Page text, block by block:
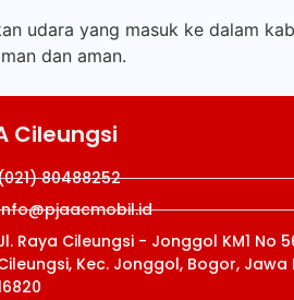
udara yang masuk ke dalam
dan aman.
Cileungsi
80488252
Raya Cileungsi - Jonggol KM1 No
Kec. Jonggol, Bogor, Jawa